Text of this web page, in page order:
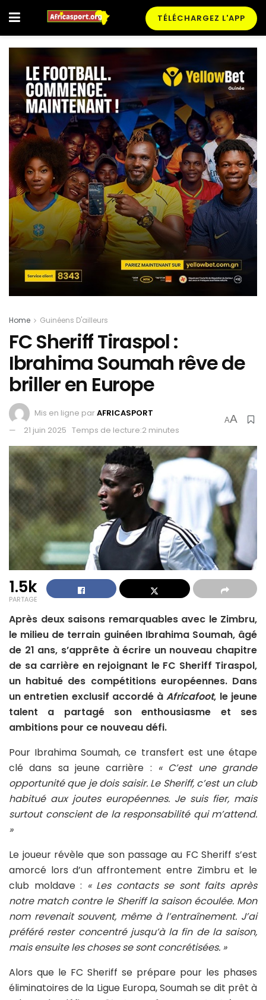
TÉLÉCHARGEZ L'APP
Home Guinéens D'ailleurs
FC Sheriff Tiraspol :
Ibrahima Soumah rêve de
briller en Europe
Mis en ligne parAFRICASPORT
21 juin 2025 Temps de lecture:2 minutes
AA
1.5k
PARTAGE
Après deux saisons remarquables avec le Zimbru,
le milieu de terrain guinéen Ibrahima Soumah, âgé
de 21 ans, s’apprête à écrire un nouveau chapitre
de sa carrière en rejoignant le FC Sheriff Tiraspol,
un habitué des compétitions européennes. Dans
un entretien exclusif accordé àAfricafoot, le jeune
talent a partagé son enthousiasme et ses
ambitions pour ce nouveau défi.
Pour Ibrahima Soumah, ce transfert est une étape
clé dans sa jeune carrière : « C’est une grande
opportunité que je dois saisir. Le Sheriff, c’est un club
habitué aux joutes européennes. Je suis fier, mais
surtout conscient de la responsabilité qui m’attend.
»
Le joueur révèle que son passage au FC Sheriff s’est
amorcé lors d’un affrontement entre Zimbru et le
club moldave : « Les contacts se sont faits après
notre match contre le Sheriff la saison écoulée. Mon
nom revenait souvent, même à l’entraînement. J’ai
préféré rester concentré jusqu’à la fin de la saison,
mais ensuite les choses se sont concrétisées. »
Alors que le FC Sheriff se prépare pour les phases
éliminatoires de la Ligue Europa, Soumah se dit prêt à